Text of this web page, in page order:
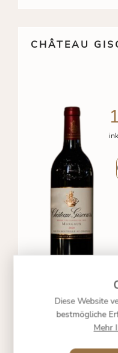
CHÂTEAU
LE HAUTS
Diese Website
bestmögliche
Mehr